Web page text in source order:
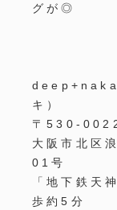
グが◎
キ）
〒530-
大阪市北区
01号
「地下鉄天
歩約5 分